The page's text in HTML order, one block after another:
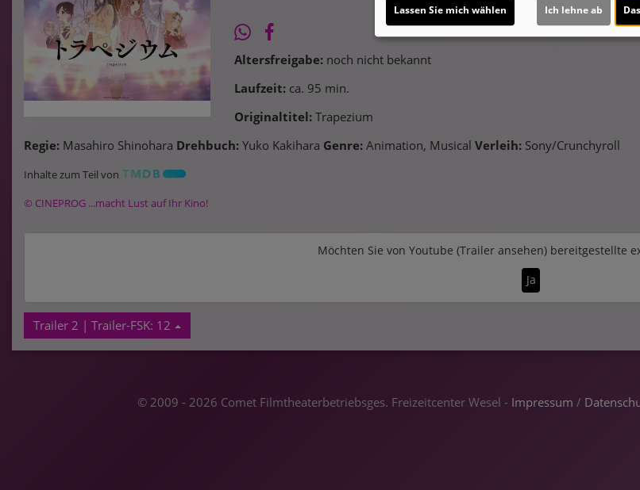
Altersfreigabe: noch nicht bekannt
Laufzeit: ca. 95 min.
Originaltitel: Trapezium
Regie: Masahiro Shinohara Drehbuch: Yuko Kakihara Genre: Animation, Musical Verleih: Sony/Crunchyroll
Inhalte zum Teil von
© CINEPROG ...macht Lust auf Ihr Kino!
Möchten Sie von Youtube (Trailer ansehen) bereitgestellte
Ja
Trailer 2 | Trailer-FSK: 12
© 2009 - 2026 Comet Filmtheaterbetriebsges. Freizeitcenter Wesel - Impressum /
Lassen Sie mich wählen Ich lehne ab